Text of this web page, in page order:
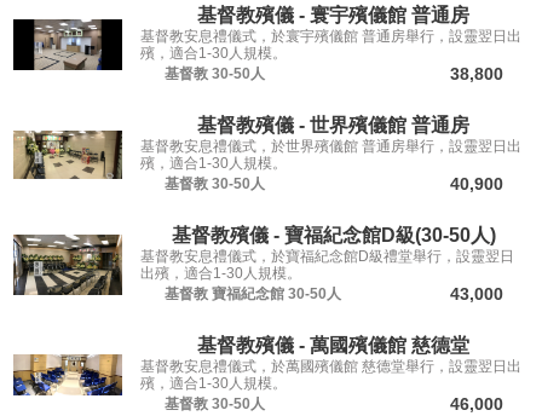
基督教殯儀 - 寰宇殯儀館 普通房
基督教安息禮儀式，於寰宇殯儀館 普通房舉行，設靈翌日出
殯，適合1-30人規模。
基督教 30-50人 38,800
基督教殯儀 - 世界殯儀館 普通房
基督教安息禮儀式，於世界殯儀館 普通房舉行，設靈翌日出
殯，適合1-30人規模。
基督教 30-50人 40,900
基督教殯儀 - 寶福紀念館D級(30-50人)
基督教安息禮儀式，於寶福紀念館D級禮堂舉行，設靈翌日
出殯，適合1-30人規模。
基督教 寶福紀念館 30-50人 43,000
基督教殯儀 - 萬國殯儀館 慈德堂
基督教安息禮儀式，於萬國殯儀館 慈德堂舉行，設靈翌日出
殯，適合1-30人規模。
基督教 30-50人 46,000